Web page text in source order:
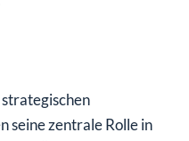
seine zentrale Rolle in